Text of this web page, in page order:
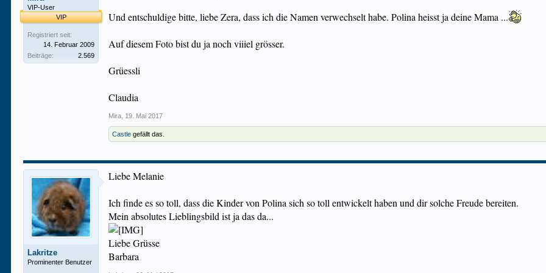
VIP-User
VIP
Registriert seit:
14. Februar 2009
Beiträge:
2.569
Und entschuldige bitte, liebe Zera, dass ich die Namen verwechselt habe. Polina heisst ja deine Mama ...
Auf diesem Foto bist du ja noch viiiel grösser.
Grüessli
Claudia
Mira 19. Mai 2017
Castle gefällt das.
Lakritze
Prominenter Benutzer
Liebe Melanie
Ich finde es so toll, dass die Kinder von Polina sich so toll entwickelt haben und dir solche Freude bereiten.
Mein absolutes Lieblingsbild ist ja das da...
Liebe Grüsse
Barbara